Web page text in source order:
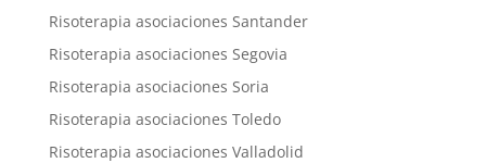
Risoterapia asociaciones Santander
Risoterapia asociaciones Segovia
Risoterapia asociaciones Soria
Risoterapia asociaciones Toledo
Risoterapia asociaciones Valladolid